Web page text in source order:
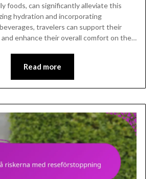
foods, can significantly alleviate this
hydration and incorporating
travelers can support their
enhance their overall comfort on the…
Read more